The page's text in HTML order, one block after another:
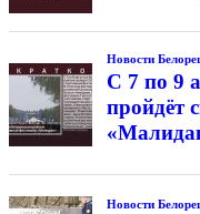
Новости
С 7 по 9
пройдёт
Новости